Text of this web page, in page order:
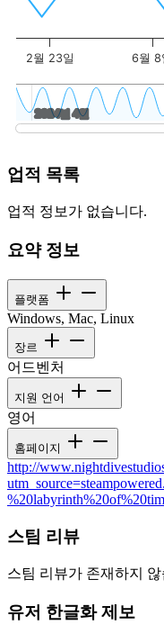
2월 23일 6월 8
2024년 4월
2024년 4월
업적 목록
업적 정보가 없습니다.
요약 정보
플랫폼
Windows, Mac, Linux
장르
어드벤처
지원 언어
영어
홈페이지
http://
스팀 리뷰
스팀 리뷰가 존재하지
유저 한글화 제보